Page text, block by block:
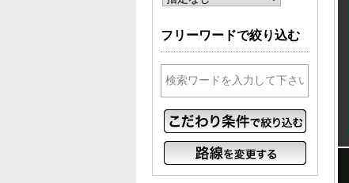
フリーワードで絞り込む